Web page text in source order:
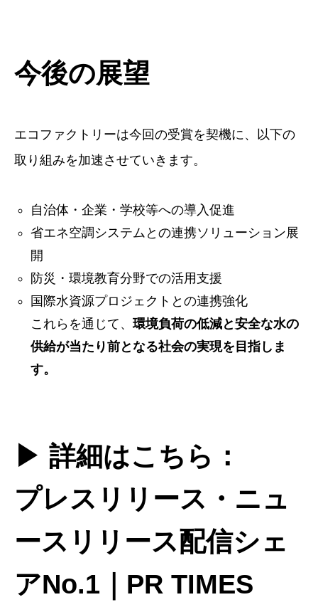
今後の展望
エコファクトリーは今回の受賞を契機に、以下の
取り組みを加速させていきます。
自治体・企業・学校等への導入促進
省エネ空調システムとの連携ソリューション展
開
防災・環境教育分野での活用支援
国際水資源プロジェクトとの連携強化
これらを通じて、環境負荷の低減と安全な水の
供給が当たり前となる社会の実現を目指しま
す。
▶︎ 詳細はこちら：
プレスリリース・ニュ
ースリリース配信シェ
アNo.1｜PR TIMES